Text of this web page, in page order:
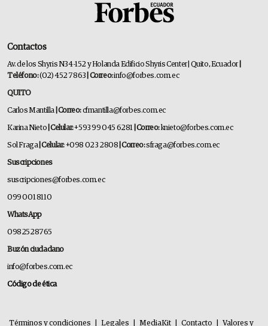
Contactos
Av. de los Shyris N34-152 y Holanda Edificio Shyris Center | Quito, Ecuador
Teléfono:(02) 452 7863 | Correo:info@forbes.com.ec
QUITO
Carlos Mantilla | Correo:cfmantilla@forbes.com.ec
Karina Nieto | Celular:+593 99 045 6281 | Correo:knieto@forbes.com.ec
Sol Fraga| Celular:+098 023 2808 | Correo:sfraga@forbes.com.ec
Suscripciones
suscripciones@forbes.com.ec
099 001 8110
WhatsApp
0982528765
Buzón ciudadano
info@forbes.com.ec
Código de ética
Términos y condiciones Legales MediaKit Contacto Valores y